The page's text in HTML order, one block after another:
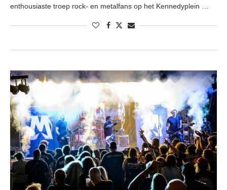
enthousiaste troep rock- en metalfans op het Kennedyplein …